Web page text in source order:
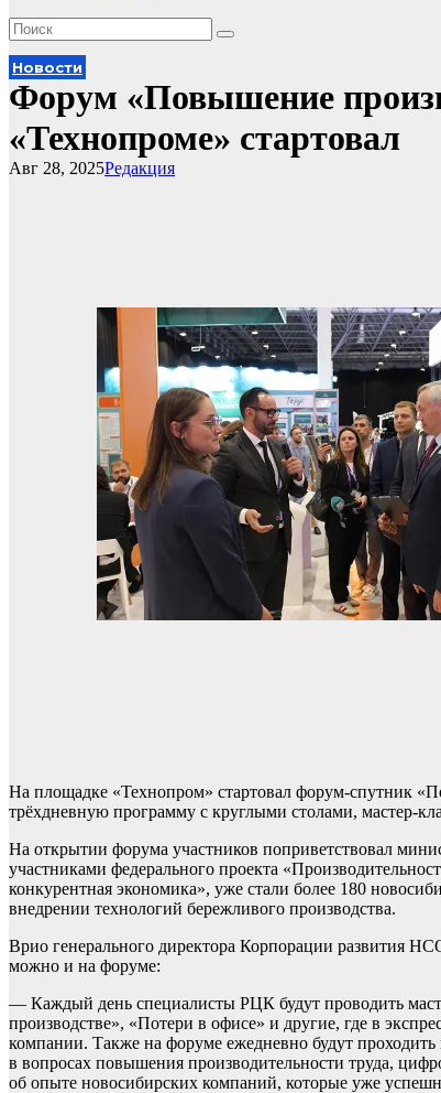
Новости
Форум «Повышение
«Технопроме» стартовал
Редакция
Авг 28, 2025
На площадке «Технопром» стартовал форум-спутник
трёхдневную программу с круглыми столами, мастер-
На открытии форума участников поприветствовал
участниками федерального проекта
конкурентная экономика», уже стали более 180
внедрении технологий бережливого производства.
Врио генерального директора Корпорации развития
можно и на форуме:
— Каждый день специалисты РЦК будут проводить
производстве», «Потери в офисе» и другие, где в
компании. Также на форуме ежедневно будут
в вопросах повышения производительности труда,
об опыте новосибирских компаний, которые уже